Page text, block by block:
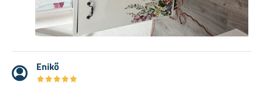
Enikő
★★★★★
★★★★★